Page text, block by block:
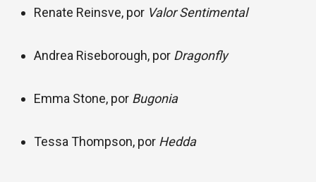
Renate Reinsve, por Valor Sentimental
Andrea Riseborough, por Dragonfly
Emma Stone, por Bugonia
Tessa Thompson, por Hedda